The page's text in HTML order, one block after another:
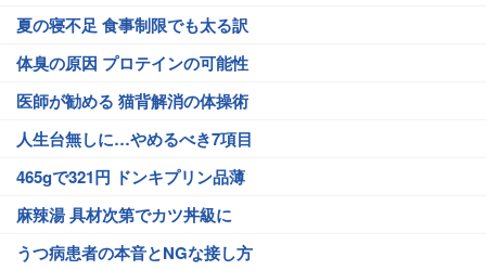
夏の寝不足 食事制限でも太る訳
体臭の原因 プロテインの可能性
医師が勧める 猫背解消の体操術
人生台無しに…やめるべき7項目
465gで321円 ドンキプリン品薄
麻辣湯 具材次第でカツ丼級に
うつ病患者の本音とNGな接し方